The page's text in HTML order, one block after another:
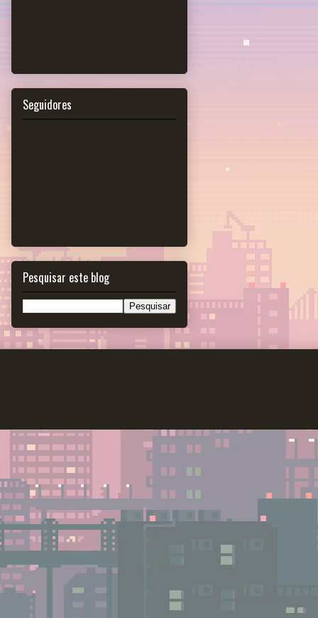
Seguidores
Pesquisar este blog